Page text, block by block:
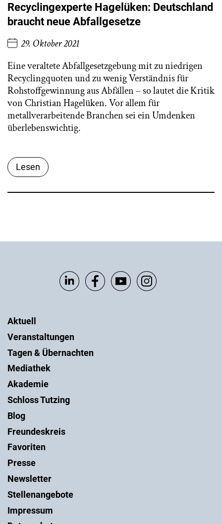
Recyclingexperte Hagelüken: Deutschland
braucht neue Abfallgesetze
29. Oktober 2021
Eine veraltete Abfallgesetzgebung mit zu niedrigen
Recyclingquoten und zu wenig Verständnis für
Rohstoffgewinnung aus Abfällen – so lautet die Kritik
von Christian Hagelüken. Vor allem für
metallverarbeitende Branchen sei ein Umdenken
überlebenswichtig.
Lesen
Aktuell
Veranstaltungen
Tagen & Übernachten
Mediathek
Akademie
Schloss Tutzing
Blog
Freundeskreis
Favoriten
Presse
Newsletter
Stellenangebote
Impressum